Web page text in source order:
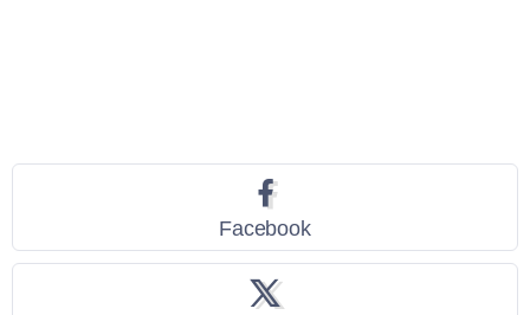
Facebook